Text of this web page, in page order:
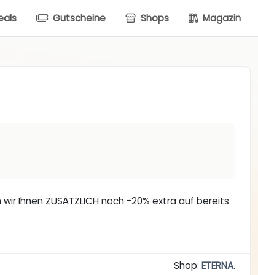
Gutscheine Shops Magazin
Ihnen ZUSÄTZLICH noch -20% extra auf bereits
Shop: ETERNA.